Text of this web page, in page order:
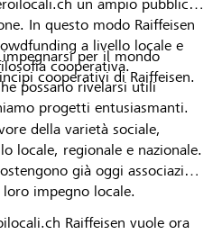
un ampio pubblico
In questo modo Raiffeisen
a livello locale e
cooperativa.
possano rivelarsi utili
progetti entusiasmanti.
per il mondo
cooperativi di Raiffeisen.
della varietà sociale,
locale, regionale e nazionale.
già oggi associazioni
impegno locale.
Raiffeisen vuole ora